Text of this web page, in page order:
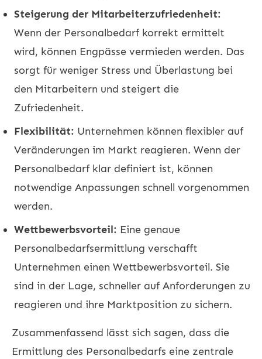
Steigerung der Mitarbeiterzufriedenheit:
Wenn der Personalbedarf korrekt ermittelt
wird, können Engpässe vermieden werden. Das
sorgt für weniger Stress und Überlastung bei
den Mitarbeitern und steigert die
Zufriedenheit.
Flexibilität: Unternehmen können flexibler auf
Veränderungen im Markt reagieren. Wenn der
Personalbedarf klar definiert ist, können
notwendige Anpassungen schnell vorgenommen
werden.
Wettbewerbsvorteil: Eine genaue
Personalbedarfsermittlung verschafft
Unternehmen einen Wettbewerbsvorteil. Sie
sind in der Lage, schneller auf Anforderungen zu
reagieren und ihre Marktposition zu sichern.
Zusammenfassend lässt sich sagen, dass die
Ermittlung des Personalbedarfs eine zentrale